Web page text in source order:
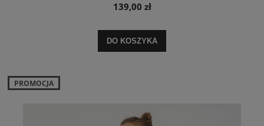
139,00 zł
DO KOSZYKA
PROMOCJA